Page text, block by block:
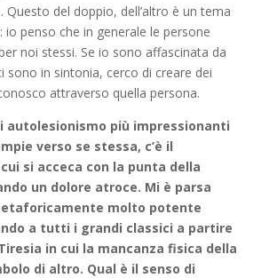
Questo del doppio, dell’altro è un tema
io penso che in generale le persone
noi stessi. Se io sono affascinata da
sono in sintonia, cerco di creare dei
attraverso quella persona.
autolesionismo più impressionanti
verso se stessa, c’è il
si acceca con la punta della
un dolore atroce. Mi è parsa
molto potente
a tutti i grandi classici a partire
in cui la mancanza fisica della
di altro. Qual è il senso di